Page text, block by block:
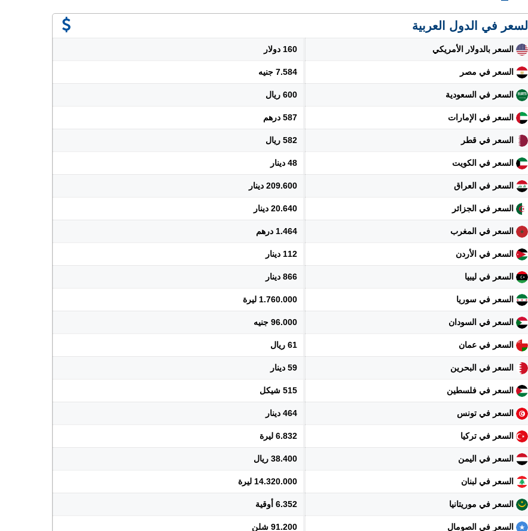
السعر في الدول العربية
السعر بالدولار الأمريكي 160 دولار
السعر في مصر 7.584 جنيه
السعر في السعودية 600 ريال
السعر في الإمارات 587 درهم
السعر في قطر 582 ريال
السعر في الكويت 48 دينار
السعر في العراق 209.600 دينار
السعر في الجزائر 20.640 دينار
السعر في المغرب 1.464 درهم
السعر في الأردن 112 دينار
السعر في ليبيا 866 دينار
السعر في سوريا 1.760.000 ليرة
السعر في السودان 96.000 جنيه
السعر في عمان 61 ريال
السعر في البحرين 59 دينار
السعر في فلسطين 515 شيكل
السعر في تونس 464 دينار
السعر في تركيا 6.832 ليرة
السعر في اليمن 38.400 ريال
السعر في لبنان 14.320.000 ليرة
السعر في موريتانيا 6.352 أوقية
السعر في الصومال 91.200 شلن